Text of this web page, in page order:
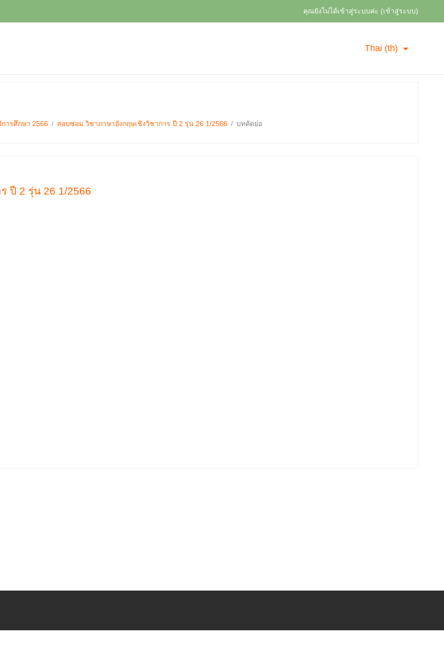
คุณยังไม่ได้เข้าสู่ระบบค่ะ (เข้าสู่ระบบ)
Thai ‎(th)‎
ารศึกษา 2566 สอบซ่อม วิชาภาษาอังกฤษเชิงวิชาการ ปี 2 รุ่น 26 1/2566 บทคัดย่อ
ปี 2 รุ่น 26 1/2566